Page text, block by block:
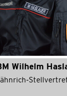
Wilhelm